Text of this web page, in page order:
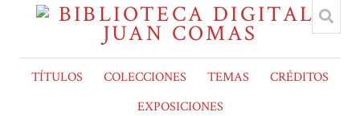
TÍTULOS COLECCIONES TEMAS
CRÉDITOS
EXPOSICIONES